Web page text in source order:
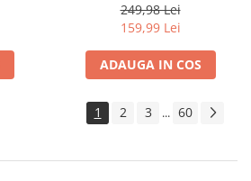
249,98 Lei
159,99 Lei
ADAUGA IN COS
1 2 3 ... 60